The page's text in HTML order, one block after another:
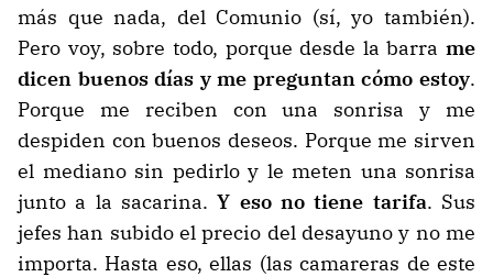
más que nada, del Comunio (sí, yo también).
Pero voy, sobre todo, porque desde la barra me
dicen buenos días y me preguntan cómo estoy.
Porque me reciben con una sonrisa y me
despiden con buenos deseos. Porque me sirven
el mediano sin pedirlo y le meten una sonrisa
junto a la sacarina.Y eso no tiene tarifa. Sus
jefes han subido el precio del desayuno y no me
importa. Hasta eso, ellas (las camareras de este